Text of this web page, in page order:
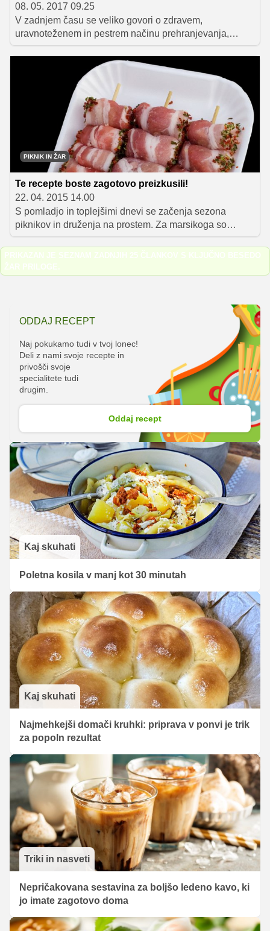
08. 05. 2017 09.25
V zadnjem času se veliko govori o zdravem,
uravnoteženem in pestrem načinu prehranjevanja,
kateremu je na žalost težko slediti ob hitrem tempu
življenja. Če želite svoje najdražje tudi med tednom
razvajati z okusnimi jedmi, imamo za vas odlično
rešitev, ki vam ne bo vzela dodatnih ur prostega
popoldanskega časa. Če boste tedenski jedilnik
načrtovali vnaprej, si boste tudi med delovnikom
oblizovali prste.
PIKNIK IN ŽAR
Te recepte boste zagotovo preizkusili!
22. 04. 2015 14.00
S pomladjo in toplejšimi dnevi se začenja sezona
piknikov in druženja na prostem. Za marsikoga so
ključna sestavina vsakega piknika ali vrtne zabave
slastne specialitete z žara. Seznanili vas bomo z vsemi
potrebnimi informacijami, da boste postali pravi piknik
specialist.
PRIKAZAN JE SEZNAM ZADNJIH 25 ČLANKOV S KLJUČNO BESEDO
ŽAR PRILOGE.
ODDAJ RECEPT
Naj pokukamo tudi v tvoj lonec!
Deli z nami svoje recepte in
privošči svoje
specialitete tudi
drugim.
Oddaj recept
Kaj skuhati
Poletna kosila v manj kot 30 minutah
Kaj skuhati
Najmehkejši domači kruhki: priprava v ponvi je trik
za popoln rezultat
Triki in nasveti
Nepričakovana sestavina za boljšo ledeno kavo, ki
jo imate zagotovo doma